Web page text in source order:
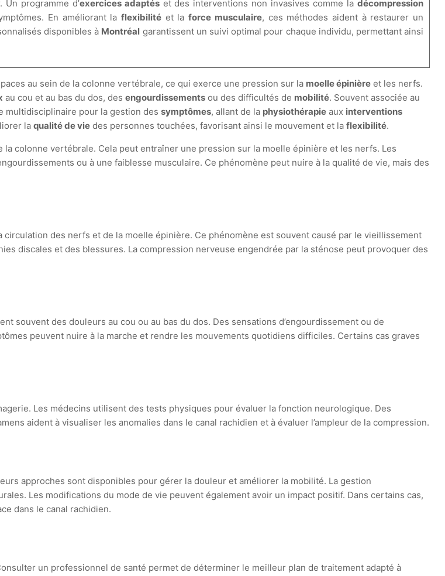
programme d’exercices adaptéset des interventions non invasives comme ladécompression
En améliorant laflexibilité et laforce musculaire, ces méthodes aident à restaurer un
disponibles à Montréal garantissent un suivi optimal pour chaque individu, permettant ainsi
au sein de la colonne vertébrale, ce qui exerce une pression sur la moelle épinière et les nerfs.
au cou et au bas du dos, desengourdissements ou des difficultés de mobilité. Souvent associée au
multidisciplinaire pour la gestion dessymptômes, allant de la physiothérapie aux interventions
laqualité de vie des personnes touchées, favorisant ainsi le mouvement et laflexibilité.
colonne vertébrale. Cela peut entraîner une pression sur la moelle épinière et les nerfs. Les
ou à une faiblesse musculaire. Ce phénomène peut nuire à la qualité de vie, mais des
des nerfs et de la moelle épinière. Ce phénomène est souvent causé par le vieillissement
discales et des blessures. La compression nerveuse engendrée par la sténose peut provoquer des
souvent des douleurs au cou ou au bas du dos. Des sensations d’engourdissement ou de
peuvent nuire à la marche et rendre les mouvements quotidiens difficiles. Certains cas graves
Les médecins utilisent des tests physiques pour évaluer la fonction neurologique. Des
aident à visualiser les anomalies dans le canal rachidien et à évaluer l’ampleur de la compression.
approches sont disponibles pour gérer la douleur et améliorer la mobilité. La gestion
Les modifications du mode de vie peuvent également avoir un impact positif. Dans certains cas,
dans le canal rachidien.
un professionnel de santé permet de déterminer le meilleur plan de traitement adapté à